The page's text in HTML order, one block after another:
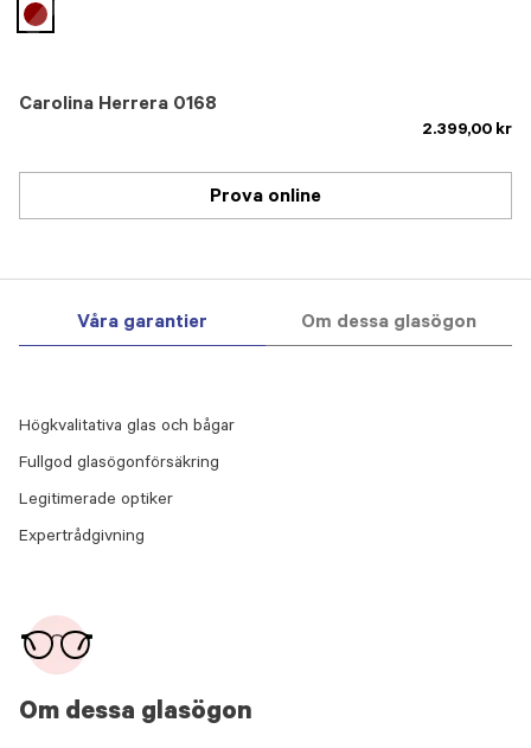
Carolina Herrera 0168
2.399,00 kr
selected
Prova online
Våra garantier Om dessa glasögon
Om dessa glasögon
Högkvalitativa glas och bågar
Fullgod glasögonförsäkring
Legitimerade optiker
Expertrådgivning